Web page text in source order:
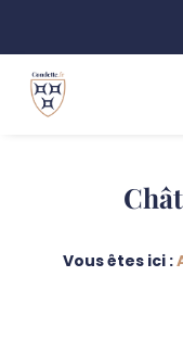
Vous êtes ici :